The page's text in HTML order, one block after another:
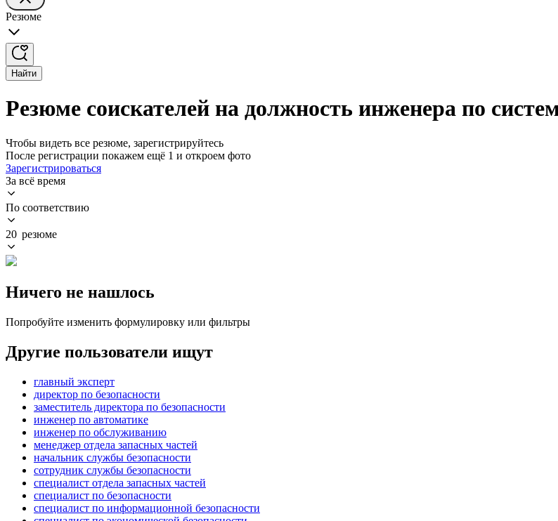
Резюме
Найти
Резюме соискателей на должность инженера по
Чтобы видеть все резюме, зарегистрируйтесь
После регистрации покажем ещё 1 и откроем фото
Зарегистрироваться
За всё время
По соответствию
20 резюме
Ничего не нашлось
Попробуйте изменить формулировку или фильтры
Другие пользователи ищут
главный эксперт
директор по безопасности
заместитель директора по безопасности
инженер по автоматике
инженер по обслуживанию
менеджер отдела запасных частей
начальник службы безопасности
сотрудник службы безопасности
специалист отдела запасных частей
специалист по безопасности
специалист по информационной безопасности